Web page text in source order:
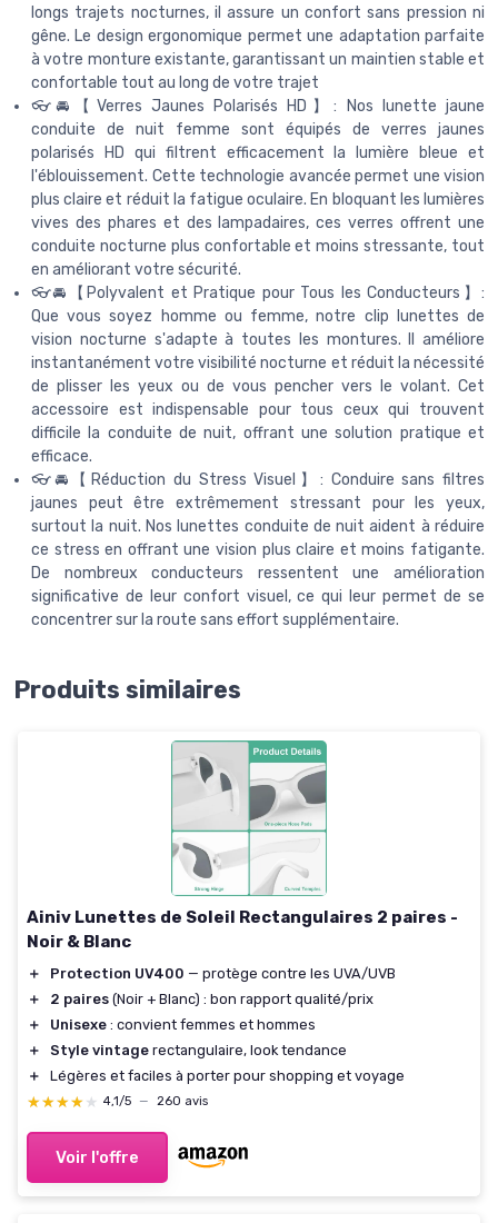
longs trajets nocturnes, il assure un confort sans pression ni
gêne. Le design ergonomique permet une adaptation parfaite
à votre monture existante, garantissant un maintien stable et
confortable tout au long de votre trajet
👓🚘【Verres Jaunes Polarisés HD】: Nos lunette jaune
conduite de nuit femme sont équipés de verres jaunes
polarisés HD qui filtrent efficacement la lumière bleue et
l'éblouissement. Cette technologie avancée permet une vision
plus claire et réduit la fatigue oculaire. En bloquant les lumières
vives des phares et des lampadaires, ces verres offrent une
conduite nocturne plus confortable et moins stressante, tout
en améliorant votre sécurité.
👓🚘【Polyvalent et Pratique pour Tous les Conducteurs】:
Que vous soyez homme ou femme, notre clip lunettes de
vision nocturne s'adapte à toutes les montures. Il améliore
instantanément votre visibilité nocturne et réduit la nécessité
de plisser les yeux ou de vous pencher vers le volant. Cet
accessoire est indispensable pour tous ceux qui trouvent
difficile la conduite de nuit, offrant une solution pratique et
efficace.
👓🚘【Réduction du Stress Visuel】: Conduire sans filtres
jaunes peut être extrêmement stressant pour les yeux,
surtout la nuit. Nos lunettes conduite de nuit aident à réduire
ce stress en offrant une vision plus claire et moins fatigante.
De nombreux conducteurs ressentent une amélioration
significative de leur confort visuel, ce qui leur permet de se
concentrer sur la route sans effort supplémentaire.
Produits similaires
Ainiv Lunettes de Soleil Rectangulaires 2 paires -
Noir & Blanc
＋ Protection UV400 — protège contre les UVA/UVB
＋
2 paires (Noir + Blanc) : bon rapport qualité/prix
＋
Unisexe : convient femmes et hommes
＋
Style vintage rectangulaire, look tendance
＋
Légères et faciles à porter pour shopping et voyage
★★★★★
★★★★★ 4,1/5 — 260 avis
Voir l'offre